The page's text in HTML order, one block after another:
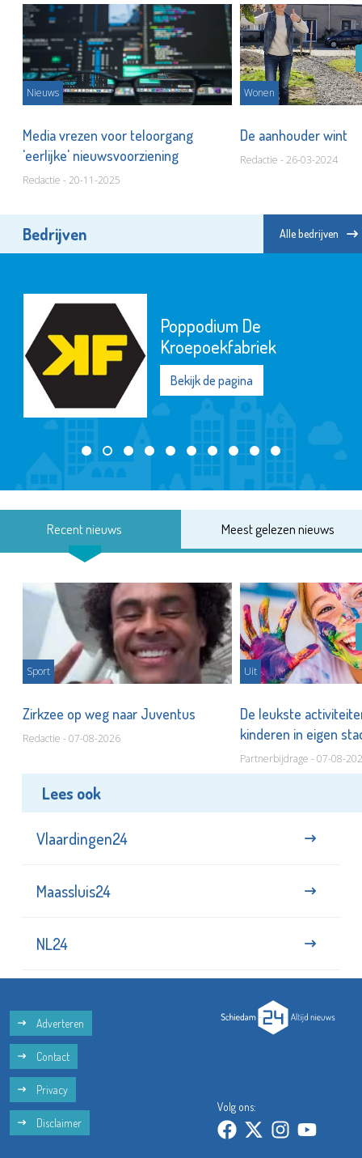
Nieuws
Media vrezen voor teloorgang
'eerlijke' nieuwsvoorziening
Redactie - 20-11-2025
Wonen
De aanhouder wint
Redactie - 26-03-2024
Bedrijven Alle bedrijven
Poppodium De
Kroepoekfabriek
Bekijk de pagina
Recent nieuws Meest gelezen nieuws
Sport
Zirkzee op weg naar Juventus
Redactie - 07-08-2026
Uit
De leukste
kinderen in eigen
Partnerbijdrage - 07-08-
Lees ook
Vlaardingen24
Maassluis24
NL24
Adverteren
Contact
Privacy
Disclaimer
Volg ons: